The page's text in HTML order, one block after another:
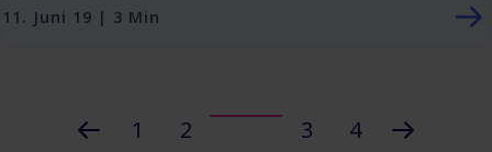
11. Juni 19 | 3 Min
1 2 3 4